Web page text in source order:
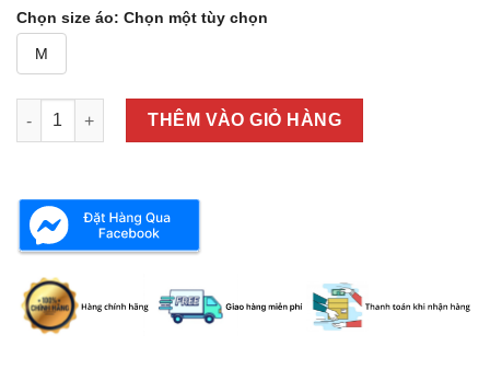
Chọn size áo: Chọn một tùy chọn
M
ÁO SƠ MI NAM DÀI TAY CỔ TRỤ REDLOOP A64070000 số lượng
THÊM VÀO GIỎ HÀNG